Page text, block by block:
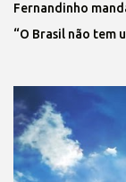
Fernandinho
“O Brasil não tem